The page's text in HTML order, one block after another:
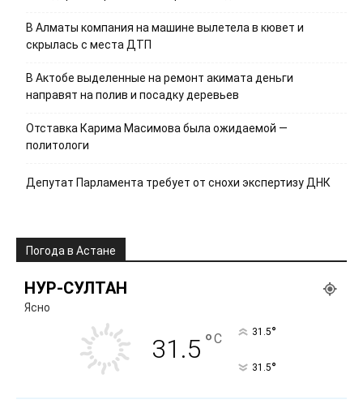
В Алматы компания на машине вылетела в кювет и
скрылась с места ДТП
В Актобе выделенные на ремонт акимата деньги
направят на полив и посадку деревьев
Отставка Карима Масимова была ожидаемой —
политологи
Депутат Парламента требует от снохи экспертизу ДНК
Погода в Астане
НУР-СУЛТАН
Ясно
31.5 °C 31.5°
31.5°